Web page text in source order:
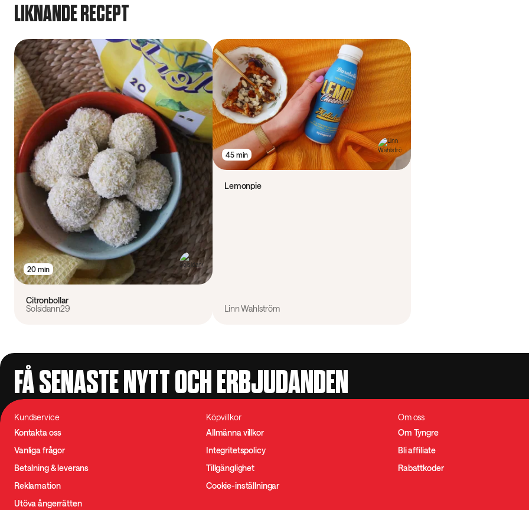
LIKNANDE RECEPT
20 min
Citronbollar
Solsidann29
45 min
Lemonpie
Linn Wahlström
FÅ SENASTE NYTT OCH ERBJUDANDEN
Kundservice
Kontakta oss
Vanliga frågor
Betalning & leverans
Reklamation
Utöva ångerrätten
Köpvillkor
Allmänna villkor
Integritetspolicy
Tillgänglighet
Cookie-inställningar
Om oss
Om Tyngre
Bli affiliate
Rabattkoder